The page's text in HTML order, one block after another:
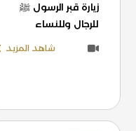
زيارة قبر الرسول ﷺ
للرجال وللنساء
شاهد المزيد